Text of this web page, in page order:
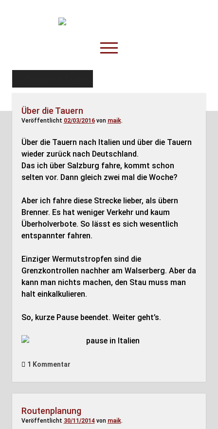
TruckOnline.de
open
menu
facebook
threads
Disposition
Über die Tauern
Veröffentlicht 02/03/2016von maik.
Über die Tauern nach Italien und über die Tauern
wieder zurück nach Deutschland.
Das ich über Salzburg fahre, kommt schon
selten vor. Dann gleich zwei mal die Woche?
Aber ich fahre diese Strecke lieber, als übern
Brenner. Es hat weniger Verkehr und kaum
Überholverbote. So lässt es sich wesentlich
entspannter fahren.
Einziger Wermutstropfen sind die
Grenzkontrollen nachher am Walserberg. Aber da
kann man nichts machen, den Stau muss man
halt einkalkulieren.
So, kurze Pause beendet. Weiter geht’s.
1 Kommentar
Routenplanung
Veröffentlicht 30/11/2014von maik.